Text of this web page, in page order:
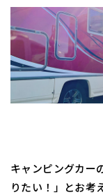
キャンピングカー
りたい！」とお考